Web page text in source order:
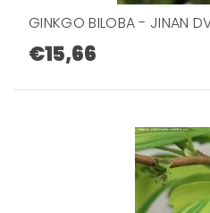
GINKGO BILOBA - JINAN
€15,66